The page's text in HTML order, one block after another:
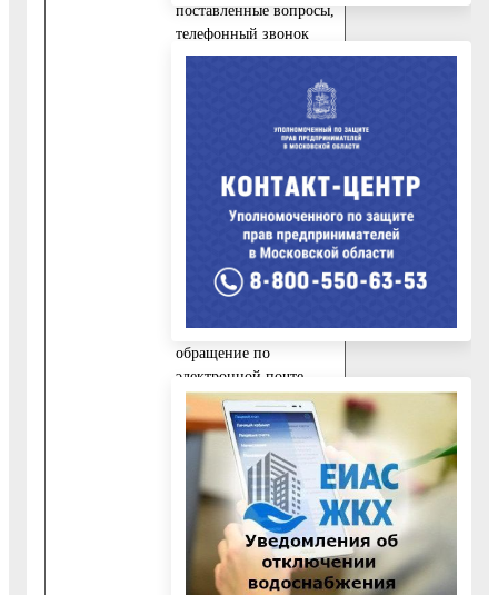
поставленные вопросы,
телефонный звонок
переадресовывается
другого специа­листа
или обратившемуся
сообщается номер
телефона, по которому
можно получить
необходимую
информацию.
обращение и
обращение по
электронной почте
ответ дается в течение
тридцати дней с
момента регистрации.
4. При обращении
посредством
электронной почты
ответ направляется в
форме элек­тронного